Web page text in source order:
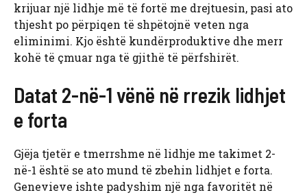
krijuar një lidhje më të fortë me drejtuesin, pasi ato
thjesht po përpiqen të shpëtojnë veten nga
eliminimi. Kjo është kundërproduktive dhe merr
kohë të çmuar nga të gjithë të përfshirët.
Datat 2-në-1 vënë në rrezik lidhjet
e forta
Gjëja tjetër e tmerrshme në lidhje me takimet 2-
në-1 është se ato mund të zbehin lidhjet e forta.
Genevieve ishte padyshim një nga favoritët në